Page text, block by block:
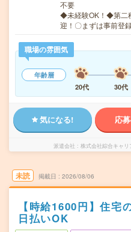
不要
◆未経験OK！◆第二
迎！〇まずは事前登
職場の雰囲気
年齢層
20代
30代
気になる! 応
派遣会社 株式会社綜合キャ
未読 掲載日 2026/08/06
【時給1600円】住宅
日払いOK